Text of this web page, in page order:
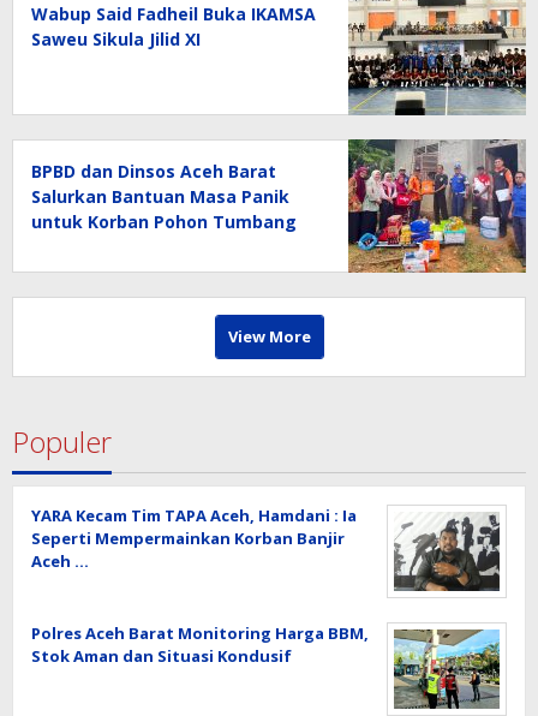
Wabup Said Fadheil Buka IKAMSA
Saweu Sikula Jilid XI
BPBD dan Dinsos Aceh Barat
Salurkan Bantuan Masa Panik
untuk Korban Pohon Tumbang
View More
Populer
YARA Kecam Tim TAPA Aceh, Hamdani : Ia
Seperti Mempermainkan Korban Banjir
Aceh …
Polres Aceh Barat Monitoring Harga BBM,
Stok Aman dan Situasi Kondusif